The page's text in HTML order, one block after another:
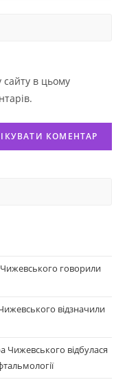
сайту в цьому
Чижевського говорили
відзначили
Чижевського відбулася